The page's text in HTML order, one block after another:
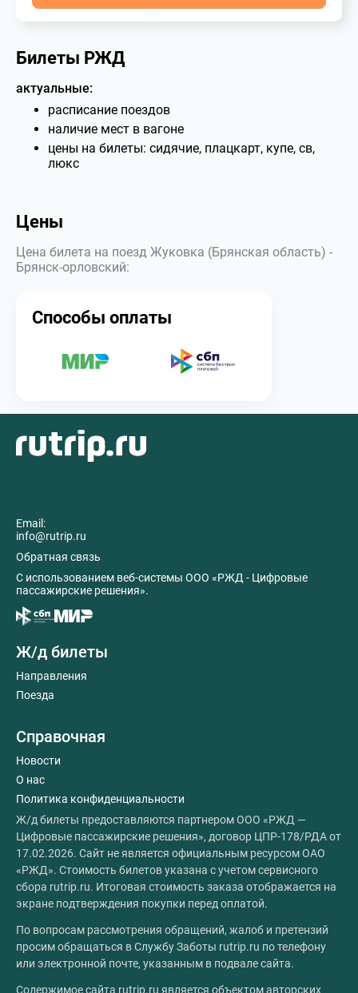
Билеты РЖД
актуальные:
расписание поездов
наличие мест в вагоне
цены на билеты: сидячие, плацкарт, купе, св,
люкс
Цены
Цена билета на поезд Жуковка (Брянская область) -
Брянск-орловский:
Способы оплаты
Email:
info@rutrip.ru
Обратная связь
C использованием веб-системы ООО «РЖД - Цифровые
пассажирские решения».
Ж/д билеты
Направления
Поезда
Справочная
Новости
О нас
Политика конфиденциальности
Ж/д билеты предоставляются партнером ООО «РЖД —
Цифровые пассажирские решения», договор ЦПР-178/РДА от
17.02.2026. Сайт не является официальным ресурсом ОАО
«РЖД». Стоимость билетов указана с учетом сервисного
сбора rutrip.ru. Итоговая стоимость заказа отображается на
экране подтверждения покупки перед оплатой.
По вопросам рассмотрения обращений, жалоб и претензий
просим обращаться в Службу Заботы rutrip.ru по телефону
или электронной почте, указанным в подвале сайта.
Содержимое сайта rutrip.ru является объектом авторских